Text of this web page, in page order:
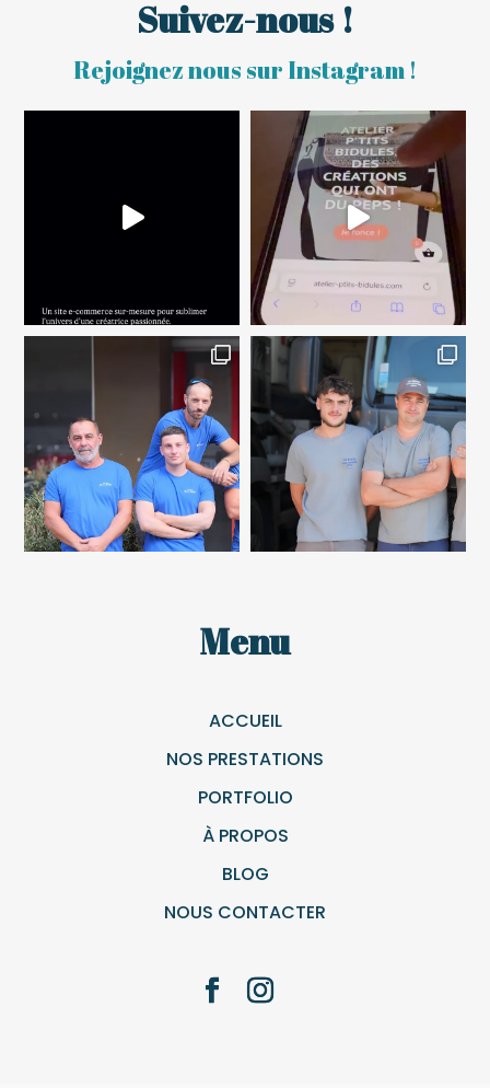
Suivez-nous !
Rejoignez nous sur Instagram !
Menu
ACCUEIL
NOS PRESTATIONS
PORTFOLIO
À PROPOS
BLOG
NOUS CONTACTER